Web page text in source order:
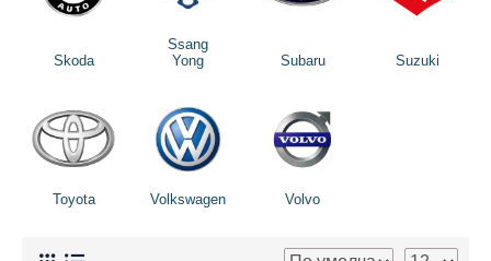
Skoda
Ssang
Yong
Subaru Suzuki
Toyota Volkswagen Volvo